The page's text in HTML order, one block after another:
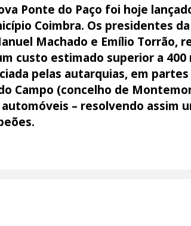
Ponte do Paço foi hoje
Coimbra. Os presidentes da
Machado e Emílio Torrão,
custo estimado superior a 400
pelas autarquias, em partes
Campo (concelho de
– resolvendo assim